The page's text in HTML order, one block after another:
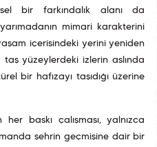
bir farkındalık alanı da
mimari karakterini
içerisindeki yerini yeniden
taş yüzeylerdeki izlerin aslında
bir hafızayı taşıdığı üzerine
baskı çalışması, yalnızca
şehrin geçmişine dair bir